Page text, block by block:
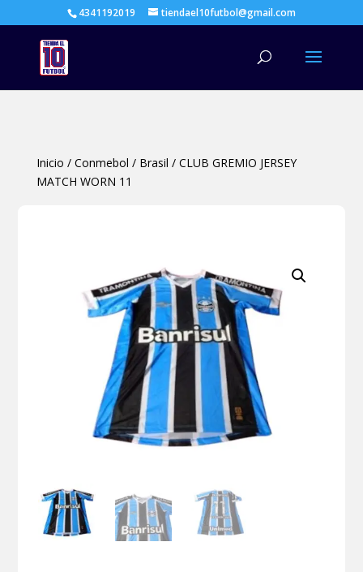
4341192019 tiendael10futbol@gmail.com
Inicio / Conmebol / Brasil / CLUB GREMIO JERSEY
MATCH WORN 11